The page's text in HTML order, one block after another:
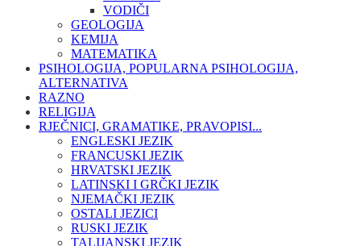
VODIČI
GEOLOGIJA
KEMIJA
MATEMATIKA
PSIHOLOGIJA, POPULARNA PSIHOLOGIJA,
ALTERNATIVA
RAZNO
RELIGIJA
RJEČNICI, GRAMATIKE, PRAVOPISI...
ENGLESKI JEZIK
FRANCUSKI JEZIK
HRVATSKI JEZIK
LATINSKI I GRČKI JEZIK
NJEMAČKI JEZIK
OSTALI JEZICI
RUSKI JEZIK
TALIJANSKI JEZIK